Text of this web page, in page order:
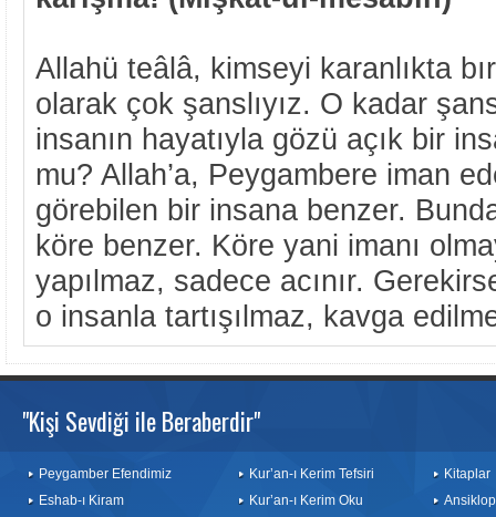
Allahü teâlâ, kimseyi karanlıkta
olarak çok şanslıyız. O kadar
insanın hayatıyla gözü açık bir
mu? Allah’a, Peygambere iman
görebilen bir insana benzer.
köre benzer. Köre yani imanı
yapılmaz, sadece acınır.
o insanla tartışılmaz, kavga
"Kişi Sevdiği ile Beraberdir"
Peygamber Efendimiz
Eshab-ı Kiram
Kur’an-ı Kerim Tefsiri
Kur’an-ı Kerim Oku
Kitaplar